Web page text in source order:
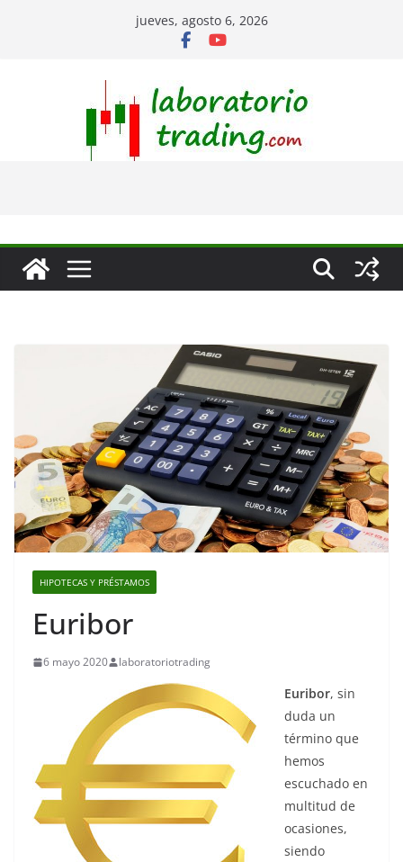
jueves, agosto 6, 2026
HIPOTECAS Y PRÉSTAMOS
Euribor
6 mayo 2020 laboratoriotrading
Euribor, sin
duda un
término que
hemos
escuchado en
multitud de
ocasiones,
siendo